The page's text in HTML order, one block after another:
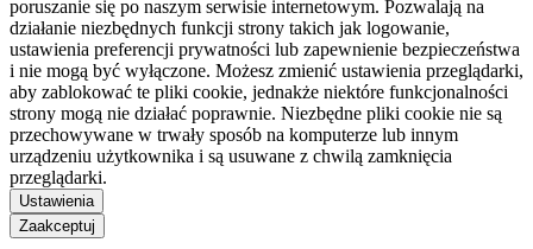
poruszanie się po naszym serwisie internetowym. Pozwalają na
działanie niezbędnych funkcji strony takich jak logowanie,
ustawienia preferencji prywatności lub zapewnienie bezpieczeństwa
i nie mogą być wyłączone. Możesz zmienić ustawienia przeglądarki,
aby zablokować te pliki cookie, jednakże niektóre funkcjonalności
strony mogą nie działać poprawnie. Niezbędne pliki cookie nie są
przechowywane w trwały sposób na komputerze lub innym
urządzeniu użytkownika i są usuwane z chwilą zamknięcia
przeglądarki.
Ustawienia
Zaakceptuj